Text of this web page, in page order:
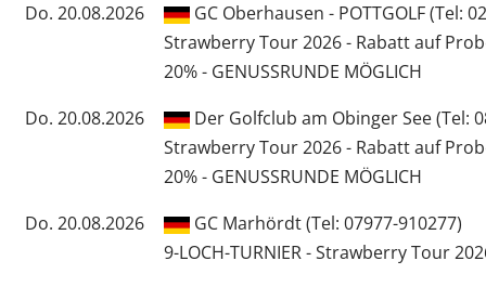
Do. 20.08.2026
GC Oberhausen - POTTGOLF (Tel:
Strawberry Tour 2026 - Rabatt auf
20% - GENUSSRUNDE MÖGLICH
Do. 20.08.2026
Der Golfclub am Obinger See (Tel:
Strawberry Tour 2026 - Rabatt auf
20% - GENUSSRUNDE MÖGLICH
Do. 20.08.2026
GC Marhördt (Tel: 07977-910277)
9-LOCH-TURNIER - Strawberry Tour